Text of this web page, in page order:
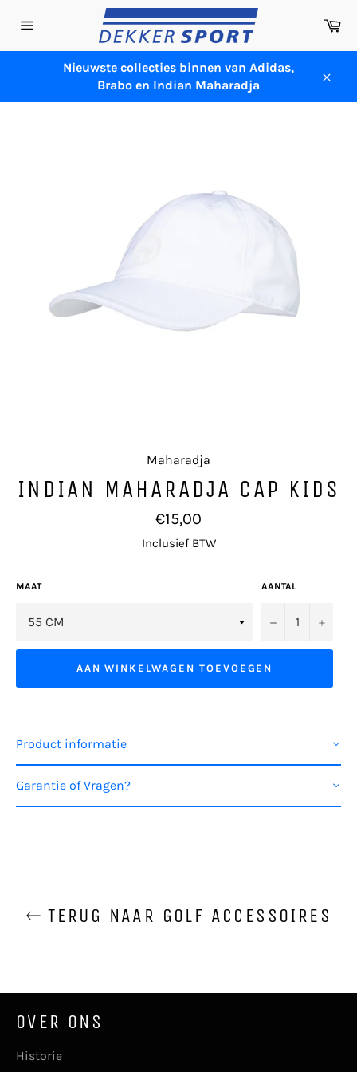
naar
Sitenavigatie
Nieuwste collecties binnen van Adidas,
Brabo en Indian Maharadja
Maharadja
INDIAN MAHARADJA CAP KIDS
Normale
prijs
€15,00
Inclusief BTW
MAAT AANTAL
− +
AAN WINKELWAGEN TOEVOEGEN
Product informatie
Garantie of Vragen?
TERUG NAAR GOLF ACCESSOIRES
OVER ONS
Historie